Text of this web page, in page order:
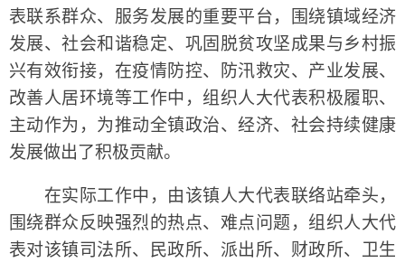
表联系群众、服务发展的重要平台，围绕镇域经济
发展、社会和谐稳定、巩固脱贫攻坚成果与乡村振
兴有效衔接，在疫情防控、防汛救灾、产业发展、
改善人居环境等工作中，组织人大代表积极履职、
主动作为，为推动全镇政治、经济、社会持续健康
发展做出了积极贡献。
在实际工作中，由该镇人大代表联络站牵头，
围绕群众反映强烈的热点、难点问题，组织人大代
表对该镇司法所、民政所、派出所、财政所、卫生